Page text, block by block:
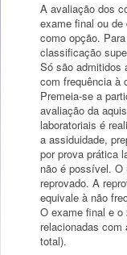
A avaliação dos
exame final ou
como opção.
classificação
Só são admitidos
com frequência à
Premeia-se a
avaliação da
laboratoriais é
a assiduidade,
por prova prática
não é possível. O
reprovado. A
equivale à não
O exame final e o
relacionadas
total).